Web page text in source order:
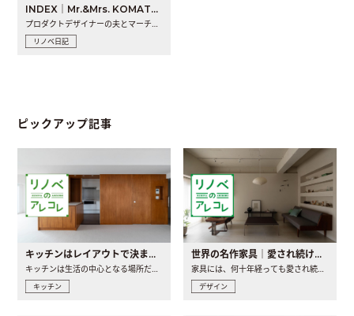
INDEX｜Mr.&Mrs. KOMATSU renovation diary
プロダクトデザイナーの夫とマーチャンダイザーの妻が、夫婦で..
リノベ日記
ピックアップ記事
キッチンはレイアウトで決まる。後悔しないための考え方と選び方
キッチンは生活の中心となる場所だからこそ、家の中のどこに置..
キッチン
世界の名作家具｜愛され続ける理由と一生モノとの出会い方
家具には、何十年経っても愛され続ける「名作」と呼ばれるもの..
デザイン